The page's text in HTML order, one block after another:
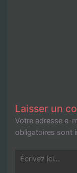
Laisser un
Votre adresse e-
obligatoires sont
Écrivez